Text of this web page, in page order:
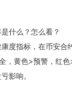
什么？怎么看？
度指标，在币安合
，黄色>预警，红
影响。